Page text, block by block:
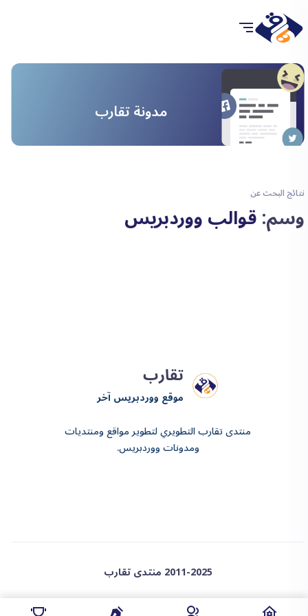
مدونة تقارب
نتائج البحث عن
وسم:قوالب ووردبريس
تقارب
موقع ووردبريس آخر
منتدى تقارب التطويري لتطوير مواقع ومنتديات
ومدونات ووردبريس.
2011-2025 منتدى تقارب